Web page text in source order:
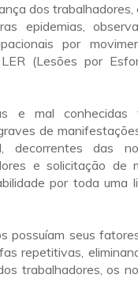
dos trabalhadores,
epidemias,
por
(Lesões por
e mal conhecidas
de
decorrentes das
e solicitação de
por toda uma
possuíam seus
repetitivas,
trabalhadores, os